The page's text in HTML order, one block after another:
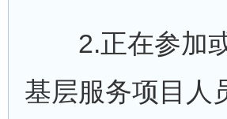
2.正在参加或
基层服务项目人